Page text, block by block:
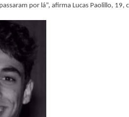
por lá”, afirma Lucas Paolillo, 19,